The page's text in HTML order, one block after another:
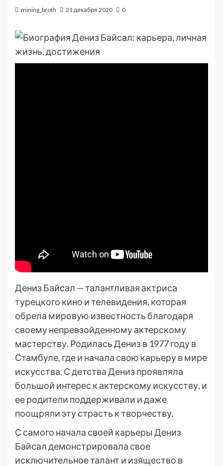
mining_broth 21 декабря 2020 0
Дениз Байсал — талантливая актриса
турецкого кино и телевидения, которая
обрела мировую известность благодаря
своему непревзойденному актерскому
мастерству. Родилась Дениз в 1977 году в
Стамбуле, где и начала свою карьеру в мире
искусства. С детства Дениз проявляла
большой интерес к актерскому искусству, и
ее родители поддерживали и даже
поощряли эту страсть к творчеству.
С самого начала своей карьеры Дениз
Байсал демонстрировала свое
исключительное талант и изящество в